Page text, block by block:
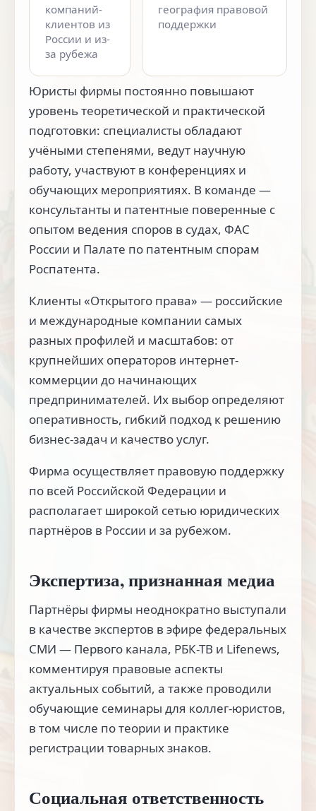
компаний-
клиентов из
России и из-
за рубежа
география правовой
поддержки
Юристы фирмы постоянно повышают
уровень теоретической и практической
подготовки: специалисты обладают
учёными степенями, ведут научную
работу, участвуют в конференциях и
обучающих мероприятиях. В команде —
консультанты и патентные поверенные с
опытом ведения споров в судах, ФАС
России и Палате по патентным спорам
Роспатента.
Клиенты «Открытого права» — российские
и международные компании самых
разных профилей и масштабов: от
крупнейших операторов интернет-
коммерции до начинающих
предпринимателей. Их выбор определяют
оперативность, гибкий подход к решению
бизнес-задач и качество услуг.
Фирма осуществляет правовую поддержку
по всей Российской Федерации и
располагает широкой сетью юридических
партнёров в России и за рубежом.
Экспертиза, признанная медиа
Партнёры фирмы неоднократно выступали
в качестве экспертов в эфире федеральных
СМИ — Первого канала, РБК-ТВ и Lifenews,
комментируя правовые аспекты
актуальных событий, а также проводили
обучающие семинары для коллег-юристов,
в том числе по теории и практике
регистрации товарных знаков.
Социальная ответственность